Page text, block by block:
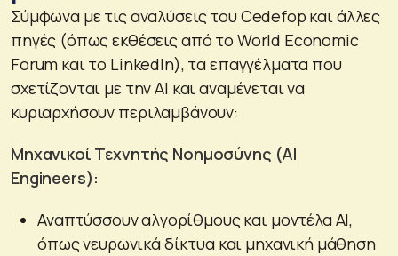
Σύμφωνα με τις αναλύσεις του Cedefop και άλλες
πηγές (όπως εκθέσεις από το World Economic
Forum και το LinkedIn), τα επαγγέλματα που
σχετίζονται με την AI και αναμένεται να
κυριαρχήσουν περιλαμβάνουν:
Μηχανικοί Τεχνητής Νοημοσύνης (AI
Engineers):
Αναπτύσσουν αλγορίθμους και μοντέλα AI,
όπως νευρωνικά δίκτυα και μηχανική μάθηση